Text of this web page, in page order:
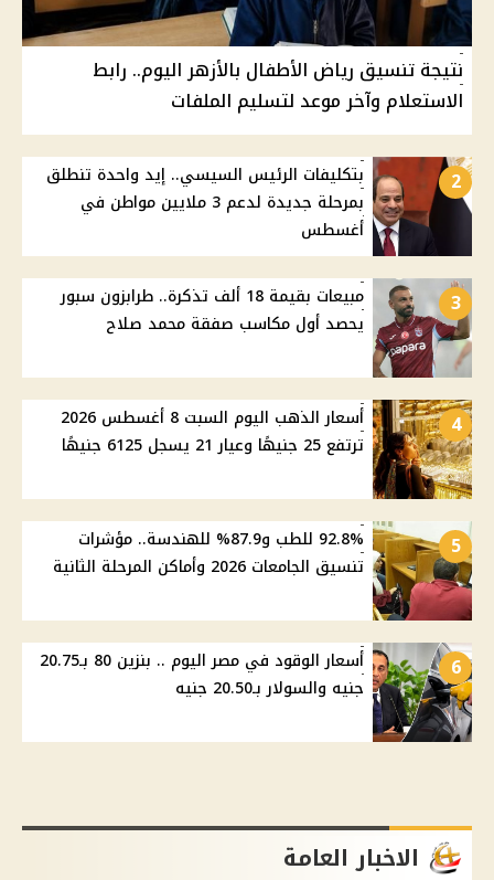
نتيجة تنسيق رياض الأطفال بالأزهر اليوم.. رابط
الاستعلام وآخر موعد لتسليم الملفات
2
بتكليفات الرئيس السيسي.. إيد واحدة تنطلق
بمرحلة جديدة لدعم 3 ملايين مواطن في
أغسطس
3
مبيعات بقيمة 18 ألف تذكرة.. طرابزون سبور
يحصد أول مكاسب صفقة محمد صلاح
4
أسعار الذهب اليوم السبت 8 أغسطس 2026
ترتفع 25 جنيهًا وعيار 21 يسجل 6125 جنيهًا
5
92.8% للطب و87.9% للهندسة.. مؤشرات
تنسيق الجامعات 2026 وأماكن المرحلة الثانية
6
أسعار الوقود في مصر اليوم .. بنزين 80 بـ20.75
جنيه والسولار بـ20.50 جنيه
الاخبار العامة